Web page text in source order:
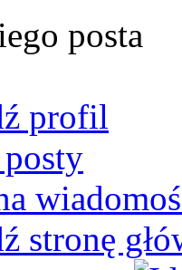
posta
profil
stronę